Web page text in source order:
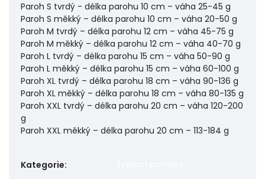
Paroh S tvrdý - délka parohu 10 cm – váha 25-45 g
Paroh S měkký – délka parohu 10 cm – váha 20-50 g
Paroh M tvrdý – délka parohu 12 cm – váha 45-75 g
Paroh M měkký – délka parohu 12 cm – váha 40-70 g
Paroh L tvrdý – délka parohu 15 cm – váha 50-90 g
Paroh L měkký – délka parohu 15 cm – váha 60-100 g
Paroh XL tvrdý – délka parohu 18 cm – váha 90-136 g
Paroh XL měkký – délka parohu 18 cm – váha 80-135 g
Paroh XXL tvrdý – délka parohu 20 cm – váha 120-200
g
Paroh XXL měkký – délka parohu 20 cm – 113-184 g
Kategorie: